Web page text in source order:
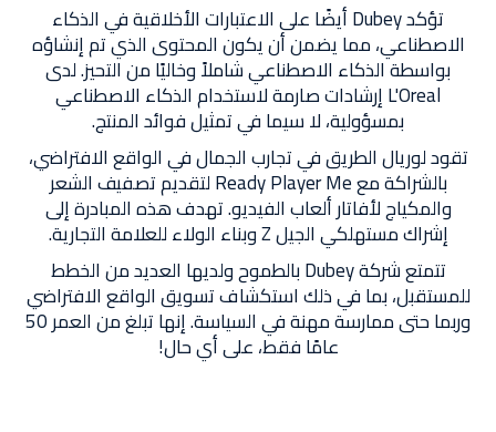
تؤكد Dubey أيضًا على الاعتبارات الأخلاقية في الذكاء
الاصطناعي، مما يضمن أن يكون المحتوى الذي تم إنشاؤه
بواسطة الذكاء الاصطناعي شاملاً وخاليًا من التحيز. لدى
L'Oreal إرشادات صارمة لاستخدام الذكاء الاصطناعي
بمسؤولية، لا سيما في تمثيل فوائد المنتج.
تقود لوريال الطريق في تجارب الجمال في الواقع الافتراضي،
بالشراكة مع Ready Player Me لتقديم تصفيف الشعر
والمكياج لأفاتار ألعاب الفيديو. تهدف هذه المبادرة إلى
إشراك مستهلكي الجيل Z وبناء الولاء للعلامة التجارية.
تتمتع شركة Dubey بالطموح ولديها العديد من الخطط
للمستقبل، بما في ذلك استكشاف تسويق الواقع الافتراضي
وربما حتى ممارسة مهنة في السياسة. إنها تبلغ من العمر 50
عامًا فقط، على أي حال!